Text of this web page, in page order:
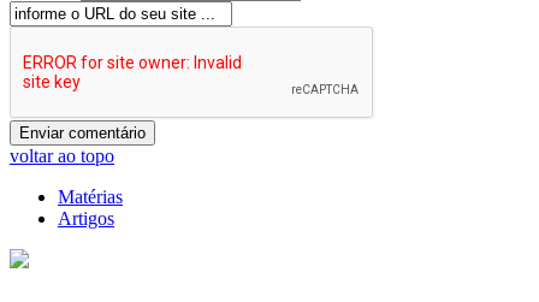
voltar ao topo
Matérias
Artigos